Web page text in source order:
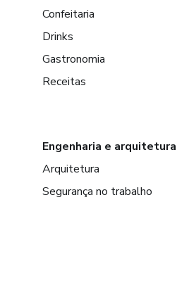
Confeitaria
Drinks
Gastronomia
Receitas
Engenharia e arquitetura
Arquitetura
Segurança no trabalho